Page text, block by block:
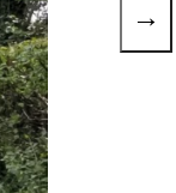
→